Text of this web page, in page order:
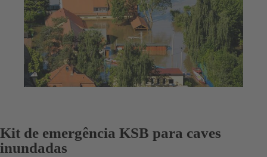
Kit de emergência KSB para caves
inundadas